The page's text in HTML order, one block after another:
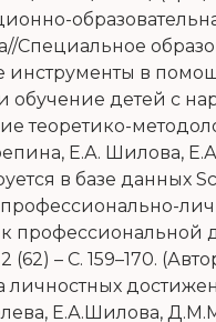
Специальное
в
детей с
теоретико-
Е.А. Шилова,
в базе данных
профессиональной
(62) – С. 159–170.
личностных
Е.А.Шилова,